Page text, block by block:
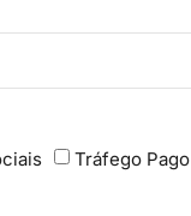
Tráfego Pago